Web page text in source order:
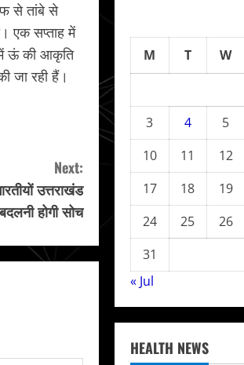
से तांबे से
एक सप्ताह में
में ऊं की आकृति
जा रही हैं।
Next:
उत्तराखंड
होगी सोच
M T W
3
4 5
10
11 12
17
18 19
24
25 26
31
« Jul
HEALTH NEWS